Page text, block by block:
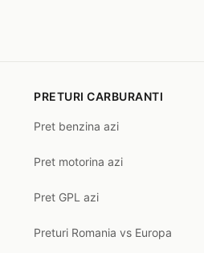
PRETURI CARBURANTI
Pret benzina azi
Pret motorina azi
Pret GPL azi
Preturi Romania vs Europa